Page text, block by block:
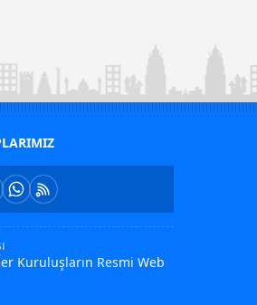
Kuruluşların Resmi Web